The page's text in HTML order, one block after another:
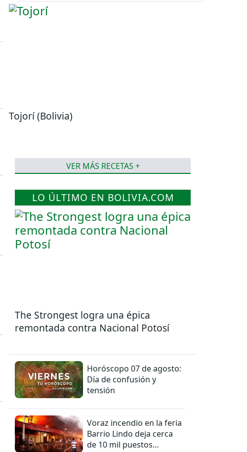
Tojorí (Bolivia)
VER MÁS RECETAS +
LO ÚLTIMO EN BOLIVIA.COM
The Strongest logra una épica
remontada contra Nacional Potosí
Horóscopo 07 de agosto:
Día de confusión y
tensión
Voraz incendio en la feria
Barrio Lindo deja cerca
de 10 mil puestos